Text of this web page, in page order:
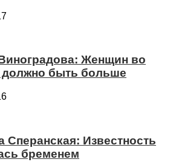
Женщин во
должно быть больше
Сперанская: Известность
бременем